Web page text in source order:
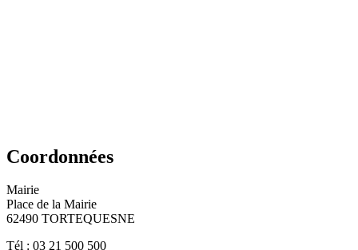
Coordonnées
Mairie
Place de la Mairie
62490 TORTEQUESNE
Tél : 03 21 500 500